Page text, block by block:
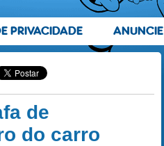
PRIVACIDADE ANUNCIE
de
do carro